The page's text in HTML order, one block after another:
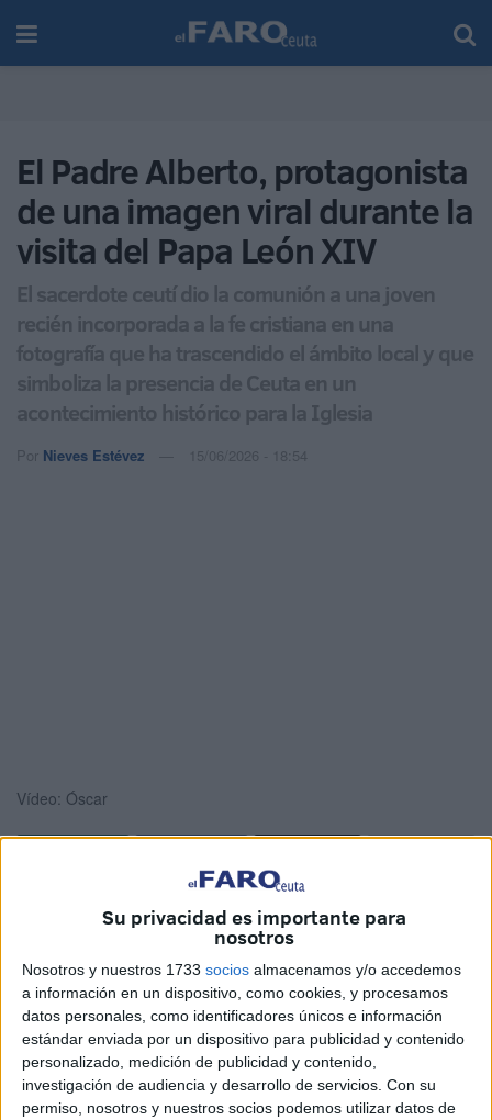
Su privacidad es importante para
nosotros
Nosotros y nuestros 1733 socios almacenamos y/o accedemos
a información en un dispositivo, como cookies, y procesamos
datos personales, como identificadores únicos e información
estándar enviada por un dispositivo para publicidad y contenido
personalizado, medición de publicidad y contenido,
investigación de audiencia y desarrollo de servicios. Con su
permiso, nosotros y nuestros socios podemos utilizar datos de
El Padre Alberto, protagonista
de una imagen viral durante la
visita del Papa León XIV
El sacerdote ceutí dio la comunión a una joven
recién incorporada a la fe cristiana en una
fotografía que ha trascendido el ámbito local y que
simboliza la presencia de Ceuta en un
acontecimiento histórico para la Iglesia
Por Nieves Estévez 15/06/2026 - 18:54
Vídeo: Óscar
Lo que para el Padre Alberto
era una tarea más dentro de
una multitudinaria celebración religiosa, terminó
convirtiéndose en una imagen muy difundida durante la
visita apostólica delPapa León XIVa Madrid. El
sacerdote agustino de Ceuta se vio sorprendido al
descubrir que una fotografía suya dando la comunión a
varios fieles había sido publicada en eldiario de
información nacional 20 minutos.